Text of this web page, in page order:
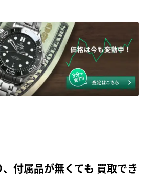
付属品が無くても 買取でき